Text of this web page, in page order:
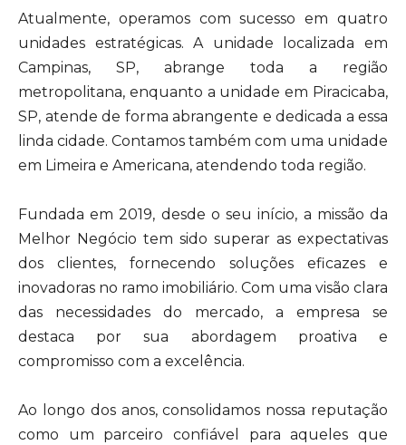
Atualmente, operamos com sucesso em quatro
unidades estratégicas. A unidade localizada em
Campinas, SP, abrange toda a região
metropolitana, enquanto a unidade em Piracicaba,
SP, atende de forma abrangente e dedicada a essa
linda cidade. Contamos também com uma unidade
em Limeira e Americana, atendendo toda região.
Fundada em 2019, desde o seu início, a missão da
Melhor Negócio tem sido superar as expectativas
dos clientes, fornecendo soluções eficazes e
inovadoras no ramo imobiliário. Com uma visão clara
das necessidades do mercado, a empresa se
destaca por sua abordagem proativa e
compromisso com a excelência.
Ao longo dos anos, consolidamos nossa reputação
como um parceiro confiável para aqueles que